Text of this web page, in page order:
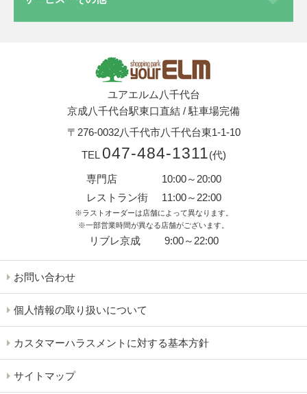
ユアエルム八千代台
京成八千代台駅東口直結 / 駐車場完備
〒276-0032八千代市八千代台東1-1-10
TEL 047-484-1311(代)
専門店
10:00～20:00
レストラン街
11:00～22:00
※ラストオーダーは店舗によって異なります。
※一部営業時間が異なる店舗がございます。
リブレ京成 9:00～22:00
お問い合わせ
個人情報の取り扱いについて
カスタマーハラスメントに対する基本方針
サイトマップ